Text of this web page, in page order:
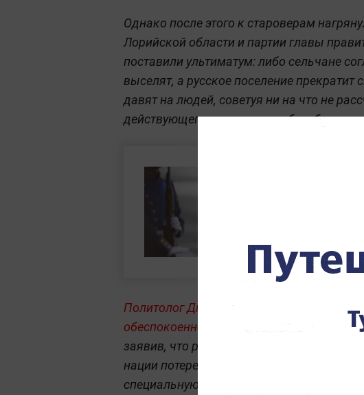
Однако после этого к староверам
Лорийской области и партии главы
поставили ультиматум: либо сельчане
выселят, а русское поселение
давят на людей, советуя ни на что не
действующего премьера якобы
Политолог Дмитрий Еловский в
обеспокоенность ситуацией вокруг
заявив, что республика движется по
нации потерей духовной опоры. По
специальную военную операцию, то, что